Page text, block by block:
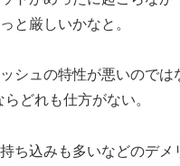
と厳しいかなと。
シュの特性が悪いのでは
どれも仕方がない。
ち込みも多いなどのデメ